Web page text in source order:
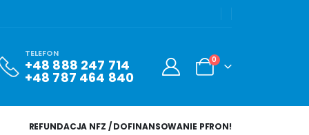
TELEFON
+48 888 247 714
+48 787 464 840
0
REFUNDACJA NFZ / DOFINANSOWANIE PFRON!